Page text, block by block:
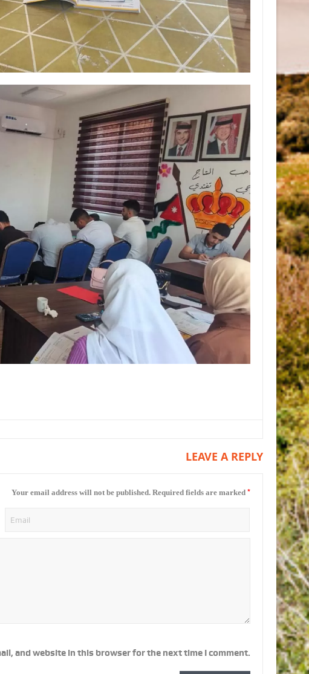
LEAVE A REPLY
Your email address will not be published. Required fields are marked *
and website in this browser for the next time I comment.